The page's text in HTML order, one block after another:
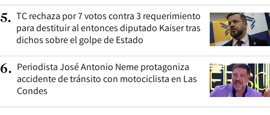
5. TC rechaza por 7 votos contra 3 requerimiento
para destituir al entonces diputado Kaiser tras
dichos sobre el golpe de Estado
6. Periodista José Antonio Neme protagoniza
accidente de tránsito con motociclista en Las
Condes